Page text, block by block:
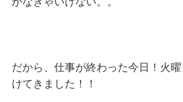
だから、仕事が終わった今日！火
けてきました！！